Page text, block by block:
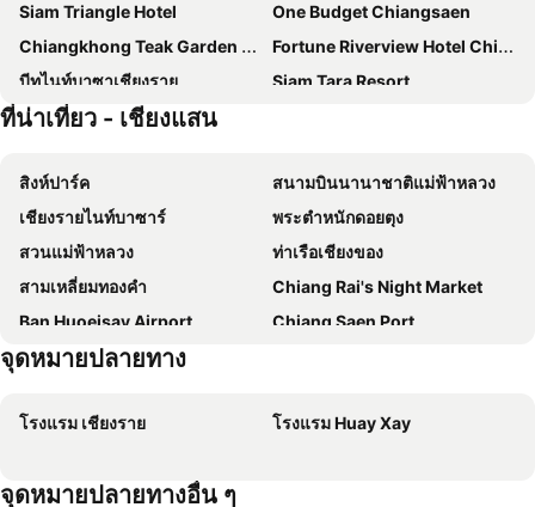
Siam Triangle Hotel
One Budget Chiangsaen
Chiangkhong Teak Garden Riverfront Onsen Hotel- SHA Extra Plus
Fortune Riverview Hotel Chiang Khong
บีทูไนท์บาซาเชียงราย
Siam Tara Resort
A Hotel Simply
บ้าน ฝ้าย เกสท์เฮ้าส์
ปิยะพรฮิลล์ พาราไดซ์
Pak Ping Rim Khong
Viang Yonok Hotel, Restaurant, Sports Club
ปิยะพร พาวิลเลี่ยน
Baan Sabai Maesai
โรงแรมเนวี่โฮม
ไร่แสงอรุณ
ช. พาเลส
The Victory Hotel
View Khong Hotel
SKM Paradise Mae Sai
Tararin
Maesai Bliss Residence
ที่น่าเที่ยว - เชียงแสน
สิงห์ปาร์ค
สนามบินนานาชาติแม่ฟ้าหลวง
เชียงรายไนท์บาซาร์
พระตำหนักดอยตุง
สวนแม่ฟ้าหลวง
ท่าเรือเชียงของ
สามเหลี่ยมทองคำ
Chiang Rai's Night Market
Ban Huoeisay Airport
Chiang Saen Port
จุดหมายปลายทาง
โรงแรม เชียงราย โรงแรม Huay Xay
จุดหมายปลายทางอื่น ๆ